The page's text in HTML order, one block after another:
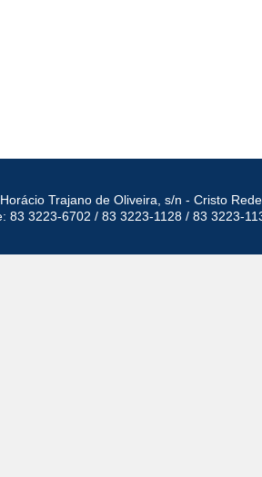
Trajano de Oliveira, s/n - Cristo
83 3223-6702 / 83 3223-1128 / 83 3223-